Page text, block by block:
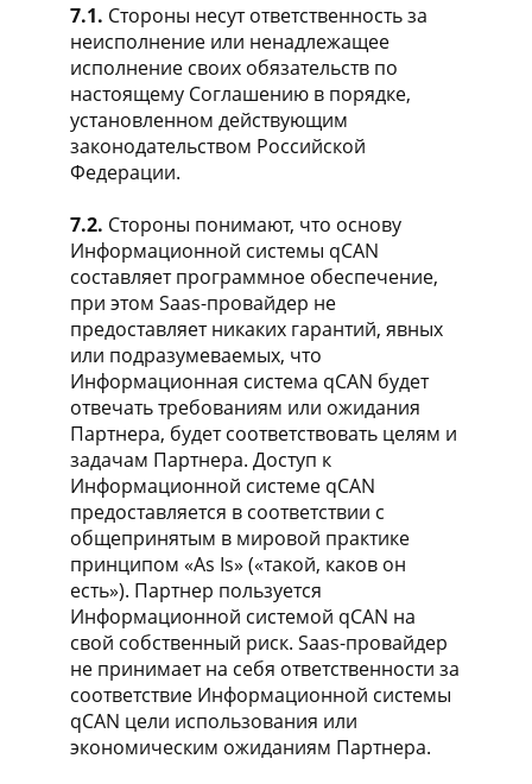
7.1. Стороны несут ответственность за
неисполнение или ненадлежащее
исполнение своих обязательств по
настоящему Соглашению в порядке,
установленном действующим
законодательством Российской
Федерации.
7.2. Стороны понимают, что основу
Информационной системы qCAN
составляет программное обеспечение,
при этом Saas-провайдер не
предоставляет никаких гарантий, явных
или подразумеваемых, что
Информационная система qCAN будет
отвечать требованиям или ожидания
Партнера, будет соответствовать целям и
задачам Партнера. Доступ к
Информационной системе qCAN
предоставляется в соответствии с
общепринятым в мировой практике
принципом «As Is» («такой, каков он
есть»). Партнер пользуется
Информационной системой qCAN на
свой собственный риск. Saas-провайдер
не принимает на себя ответственности за
соответствие Информационной системы
qCAN цели использования или
экономическим ожиданиям Партнера.